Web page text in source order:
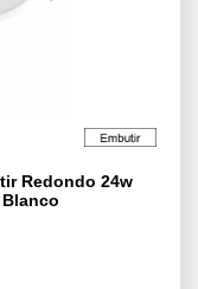
Redondo 24w
Blanco